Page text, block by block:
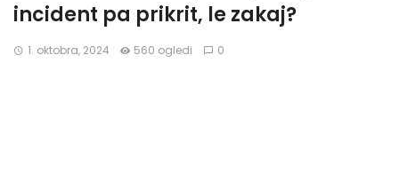
incident pa prikrit, le zakaj?
1. oktobra, 2024 560 ogledi 0